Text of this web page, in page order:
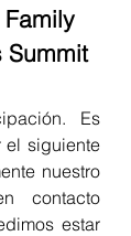
Summit
Es
el siguiente
nuestro
contacto
estar